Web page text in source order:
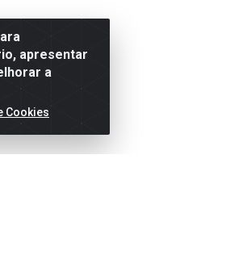
apresentar
a
Cookies